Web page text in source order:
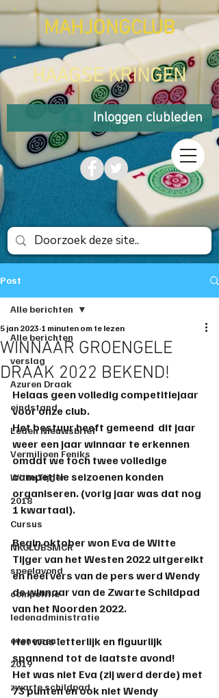
MAHJONGCLUB
HAAGSE KRINGEN
Inloggen clubleden
Post
Alle berichten
verslag
Azuren Draak
eindstand
Leden Nieuwsbrief
Vermiljoen Feniks
Witte Tijger
2018
Cursus
NKCLUBSMCR
speelavond
competitie
ledenadministratie
evenement
2019
zwarte schildpad
Alle berichten
WINNAAR GROENGELE
DRAAK 2022 BEKEND!
5 jan 2023 1 minuten om te lezen
Helaas geen volledig competitiejaar
voor onze club.
Het bestuur heeft gemeend  dit jaar
weer een jaar winnaar te erkennen
omdat we toch twee volledige
competitie seizoenen konden
organiseren. (vorig jaar was dat nog
1 kwartaal).
Begin oktober won Eva de Witte
Tijger van het Westen 2022 uitgereikt
en heel vers van de pers werd Wendy
de winnaar van de Zwarte Schildpad
van het Noorden 2022.
Het was letterlijk en figuurlijk
spannend tot de laatste avond!
Het was niet Eva (zij werd derde) met
73 punten en ook niet Wendy